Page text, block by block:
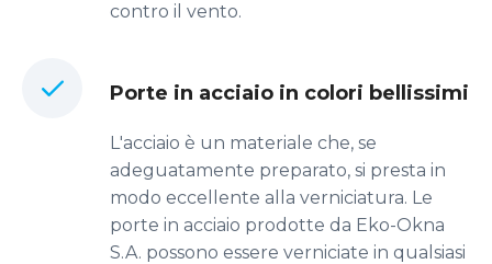
contro il vento.
Porte in acciaio in colori bellissimi
L'acciaio è un materiale che, se
adeguatamente preparato, si presta in
modo eccellente alla verniciatura. Le
porte in acciaio prodotte da Eko-Okna
S.A. possono essere verniciate in qualsiasi